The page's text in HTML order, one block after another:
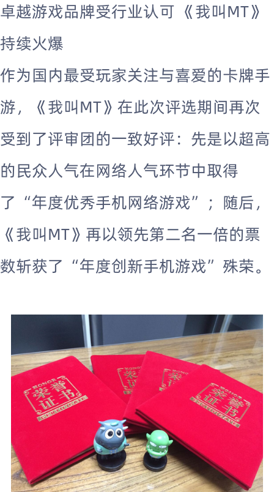
卓越游戏品牌受行业认可 《我叫MT》
持续火爆
作为国内最受玩家关注与喜爱的卡牌手
游，《我叫MT》在此次评选期间再次
受到了评审团的一致好评：先是以超高
的民众人气在网络人气环节中取得
了“年度优秀手机网络游戏”；随后，
《我叫MT》再以领先第二名一倍的票
数斩获了“年度创新手机游戏”殊荣。